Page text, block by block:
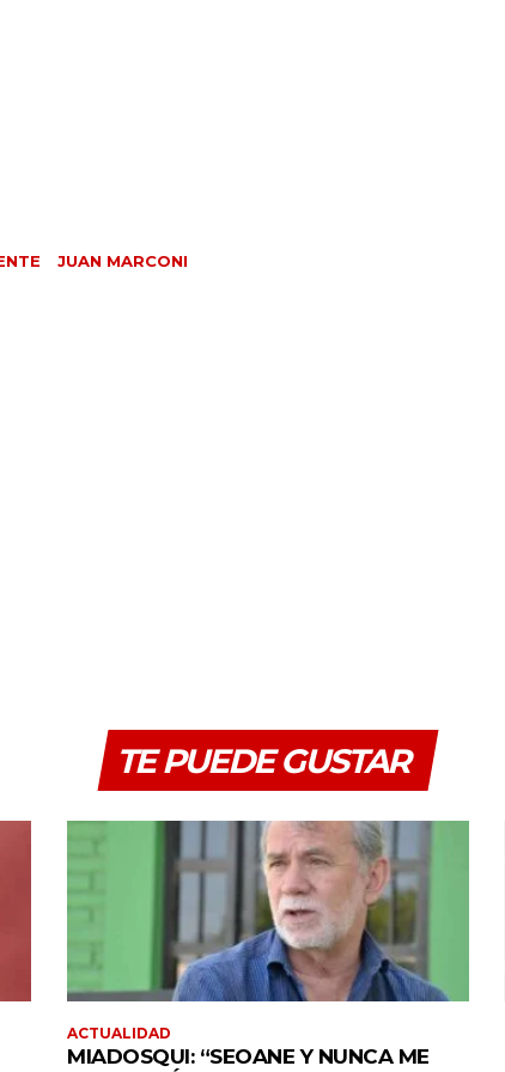
JUAN MARCONI
TE PUEDE GUSTAR
ACTUALIDAD
MIADOSQUI: “SEOANE Y NUNCA ME